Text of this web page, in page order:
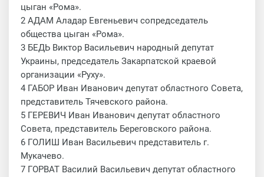
цыган «Рома».
2 АДАМ Аладар Евгеньевич сопредседатель
общества цыган «Рома».
3 БЕДЬ Виктор Васильевич народный депутат
Украины, председатель Закарпатской краевой
организации «Руху».
4 ГАБОР Иван Иванович депутат областного Совета,
представитель Тячевского района.
5 ГЕРЕВИЧ Иван Иванович депутат областного
Совета, представитель Береговского района.
6 ГОЛИШ Иван Васильевич представитель г.
Мукачево.
7 ГОРВАТ Василий Васильевич депутат областного